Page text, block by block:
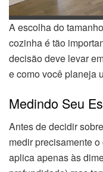
A escolha do
cozinha é tão
decisão deve levar
e como você planeja
Medindo Seu
Antes de decidir
medir precisamente
aplica apenas às